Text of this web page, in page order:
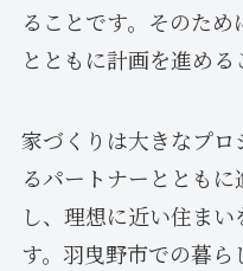
ることです。そのた
とともに計画を進める
家づくりは大きなプ
るパートナーととも
し、理想に近い住ま
す。羽曳野市での暮